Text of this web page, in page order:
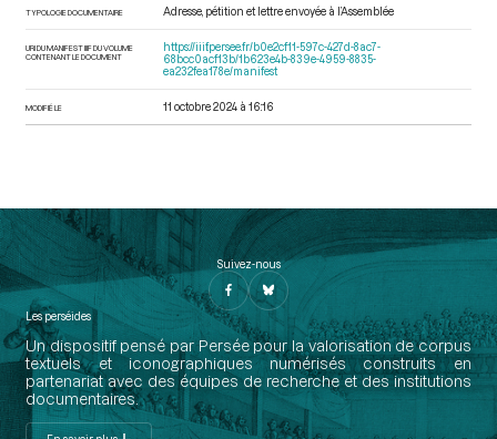
TYPOLOGIE DOCUMENTAIRE Adresse, pétition et lettre envoyée à l’Assemblée
URI DU MANIFEST IIIF DU VOLUME
CONTENANT LE DOCUMENT
https://iiif.persee.fr/b0e2cf11-597c-427d-8ac7-
68bcc0acf13b/1b623e4b-839e-4959-8835-
ea232fea178e/manifest
MODIFIÉ LE 11 octobre 2024 à 16:16
Suivez-nous
Les perséides
Un dispositif pensé par Persée pour la valorisation de corpus
textuels et iconographiques numérisés construits en
partenariat avec des équipes de recherche et des institutions
documentaires.